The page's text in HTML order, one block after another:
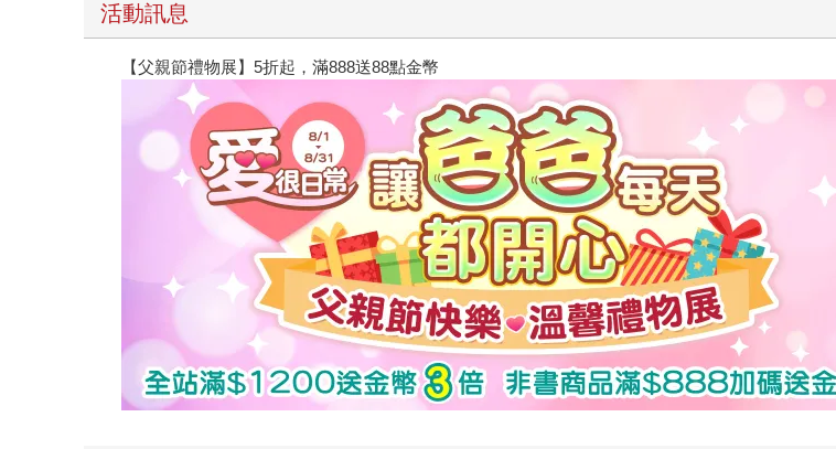
活動訊息
【父親節禮物展】5折起，滿888送88點金幣